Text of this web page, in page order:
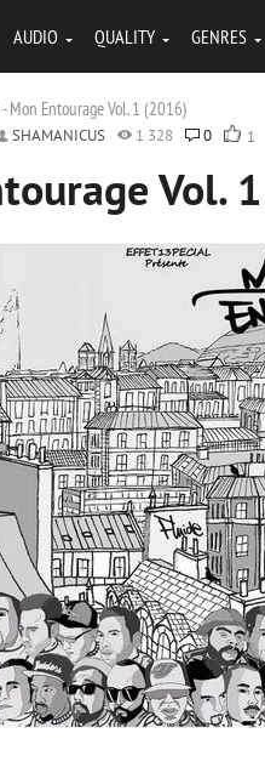
AUDIO QUALITY GENRES
Mon Entourage Vol. 1 (2016)
SHAMANICUS 1 328 0 1
Vol.